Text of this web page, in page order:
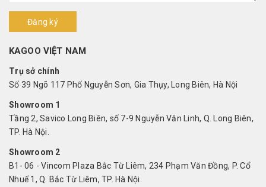
Đăng ký
KAGOO VIỆT NAM
Trụ sở chính
Số 39 Ngõ 117 Phố Nguyễn Sơn, Gia Thụy, Long Biên, Hà Nội
Showroom 1
Tầng 2, Savico Long Biên, số 7-9 Nguyễn Văn Linh, Q. Long Biên,
TP. Hà Nội.
Showroom 2
B1- 06 - Vincom Plaza Bắc Từ Liêm, 234 Phạm Văn Đồng, P. Cổ
Nhuế 1, Q. Bắc Từ Liêm, TP. Hà Nội.